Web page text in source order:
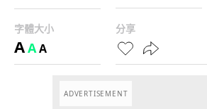
字體大小
AAA
分享
ADVERTISEMENT